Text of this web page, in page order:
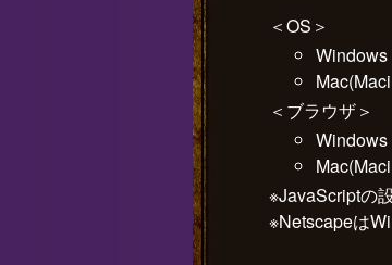
＜OS＞
＜ブラウザ＞
Windows
※JavaScriptの
※Netscapeは